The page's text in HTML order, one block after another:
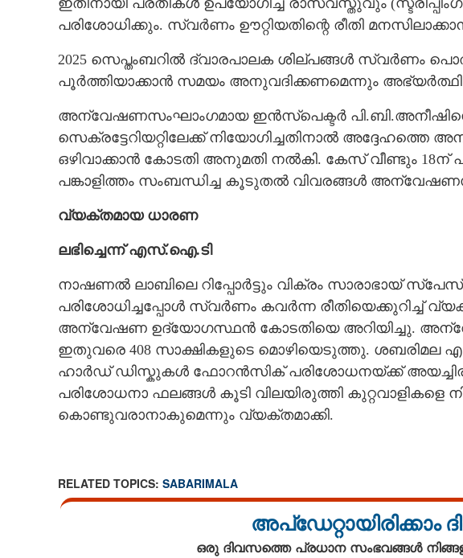
ഇതിനായി പ്രതികൾ ഉപയോഗിച്ച രാസവസ്തുവും (സ്ട്രിപ്പിംഗ്
പരിശോധിക്കും. സ്വർണം ഊറ്റിയതിന്റെ രീതി
2025 സെപ്തംബറിൽ ദ്വാരപാലക ശില്പങ്ങൾ സ്വർണം
പൂർത്തിയാക്കാൻ സമയം അനുവദിക്കണമെന്നും
അന്വേഷണസംഘാംഗമായ ഇൻസ്പെക്ടർ പി.ബി.അനീഷിനെ
സെക്രട്ടേറിയറ്റിലേക്ക് നിയോഗിച്ചതിനാൽ
ഒഴിവാക്കാൻ കോടതി അനുമതി നൽകി. കേസ് വീണ്ടും 18ന്
പങ്കാളിത്തം സംബന്ധിച്ച കൂടുതൽ വിവരങ്ങൾ
വ്യക്തമായ ധാരണ
ലഭിച്ചെന്ന് എസ്.ഐ.ടി
നാഷണൽ ലാബിലെ റിപ്പോർട്ടും വിക്രം സാരാഭായ് സ്‌പേസ്
പരിശോധിച്ചപ്പോൾ സ്വർണം കവർന്ന രീതിയെക്കുറിച്ച്
അന്വേഷണ ഉദ്യോഗസ്ഥൻ കോടതിയെ അറിയിച്ചു.
ഇതുവരെ 408 സാക്ഷികളുടെ മൊഴിയെടുത്തു. ശബരിമല
ഹാർഡ് ഡിസ്കുകൾ ഫോറൻസിക് പരിശോധനയ്‌ക്ക്
പരിശോധനാ ഫലങ്ങൾ കൂടി വിലയിരുത്തി കുറ്റവാളികളെ
കൊണ്ടുവരാനാകുമെന്നും വ്യക്തമാക്കി.
RELATED TOPICS: SABARIMALA
അപ്ഡേറ്റായിരിക്കാം
ഒരു ദിവസത്തെ പ്രധാന സംഭവങ്ങൾ